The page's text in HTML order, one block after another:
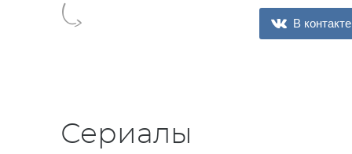
В контакте
Сериалы